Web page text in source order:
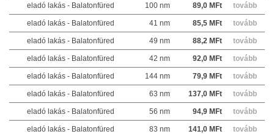
eladó lakás - Balatonfüred 100 nm 89,0 MFt tovább
eladó lakás - Balatonfüred 41 nm 85,5 MFt tovább
eladó lakás - Balatonfüred 49 nm 88,2 MFt tovább
eladó lakás - Balatonfüred 42 nm 92,0 MFt tovább
eladó lakás - Balatonfüred 144 nm 79,9 MFt tovább
eladó lakás - Balatonfüred 63 nm 137,0 MFt tovább
eladó lakás - Balatonfüred 56 nm 94,9 MFt tovább
eladó lakás - Balatonfüred 83 nm 141,0 MFt tovább